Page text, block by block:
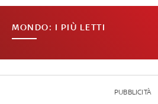
MONDO: I PIÙ LETTI
PUBBLICITÀ